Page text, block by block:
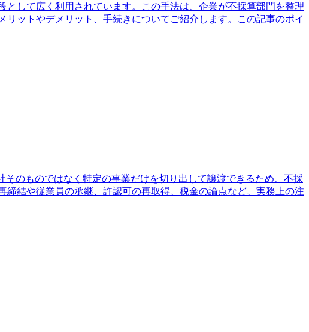
して広く利用されています。この手法は、企業が不採算部門を整理
ットやデメリット、手続きについてご紹介します。この記事のポイ
のものではなく特定の事業だけを切り出して譲渡できるため、不採
結や従業員の承継、許認可の再取得、税金の論点など、実務上の注